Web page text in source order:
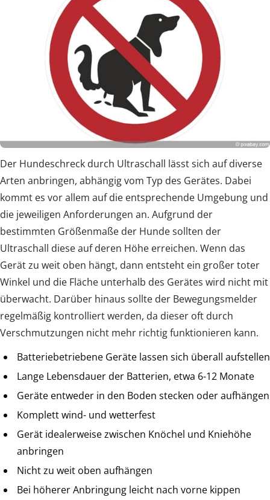
Der Hundeschreck durch Ultraschall lässt sich auf diverse
Arten anbringen, abhängig vom Typ des Gerätes. Dabei
kommt es vor allem auf die entsprechende Umgebung und
die jeweiligen Anforderungen an. Aufgrund der
bestimmten Größenmaße der Hunde sollten der
Ultraschall diese auf deren Höhe erreichen. Wenn das
Gerät zu weit oben hängt, dann entsteht ein großer toter
Winkel und die Fläche unterhalb des Gerätes wird nicht mit
überwacht. Darüber hinaus sollte der Bewegungsmelder
regelmäßig kontrolliert werden, da dieser oft durch
Verschmutzungen nicht mehr richtig funktionieren kann.
Batteriebetriebene Geräte lassen sich überall aufstellen
Lange Lebensdauer der Batterien, etwa 6-12 Monate
Geräte entweder in den Boden stecken oder aufhängen
Komplett wind- und wetterfest
Gerät idealerweise zwischen Knöchel und Kniehöhe
anbringen
Nicht zu weit oben aufhängen
Bei höherer Anbringung leicht nach vorne kippen